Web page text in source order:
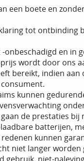
een boete en
tot ontbinding
en in
wordt door ons
bereikt, indien
kunnen
de prestaties bij
batterijen,
kunnen
niet langer worden